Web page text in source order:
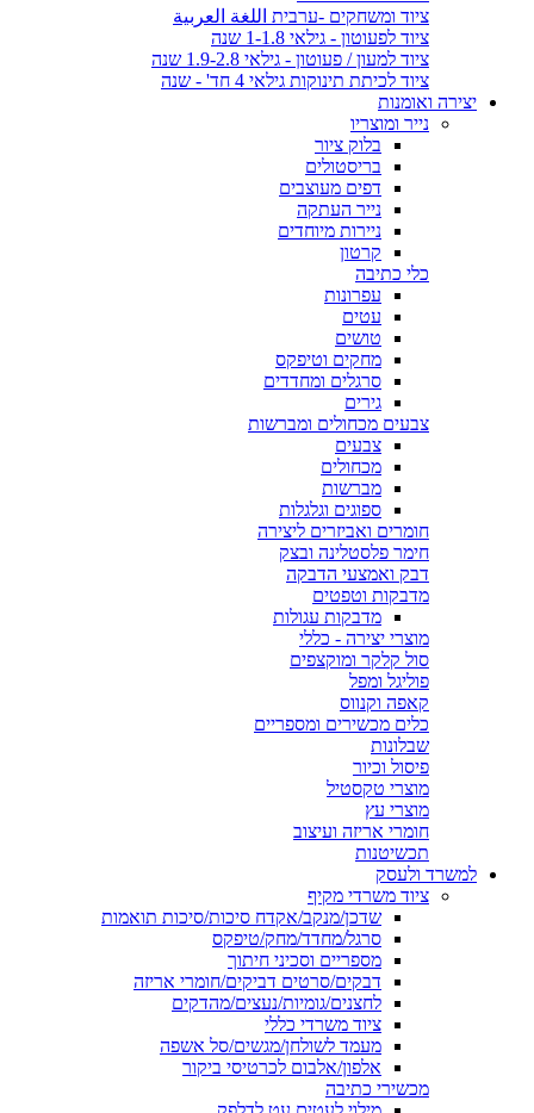
ציוד ומשחקים -ערבית اللغة العربية
ציוד לפעוטון - גילאי 1-1.8 שנה
ציוד למעון / פעוטון - גילאי 1.9-2.8 שנה
ציוד לכיתת תינוקות גילאי 4 חד' - שנה
יצירה ואומנות
נייר ומוצריו
בלוק ציור
בריסטולים
דפים מעוצבים
נייר העתקה
ניירות מיוחדים
קרטון
כלי כתיבה
עפרונות
עטים
טושים
מחקים וטיפקס
סרגלים ומחדדים
גירים
צבעים מכחולים ומברשות
צבעים
מכחולים
מברשות
ספוגים וגלגלות
חומרים ואביזרים ליצירה
חימר פלסטלינה ובצק
דבק ואמצעי הדבקה
מדבקות וטפטים
מדבקות עגולות
מוצרי יצירה - כללי
סול קלקר ומוקצפים
פוליגל ומפל
קאפה וקנווס
כלים מכשירים ומספריים
שבלונות
פיסול וכיור
מוצרי טקסטיל
מוצרי עץ
חומרי אריזה ועיצוב
תכשיטנות
למשרד ולעסק
ציוד משרדי מקיף
שדכן/מנקב/אקדח סיכות/סיכות תואמות
סרגל/מחדד/מחק/טיפקס
מספריים וסכיני חיתוך
דבקים/סרטים דביקים/חומרי אריזה
לחצנים/גומיות/נעצים/מהדקים
ציוד משרדי כללי
מעמד לשולחן/מגשים/סל אשפה
אלפון/אלבום לכרטיסי ביקור
מכשירי כתיבה